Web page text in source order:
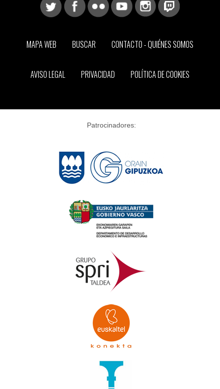
MAPA WEB BUSCAR CONTACTO - QUIÉNES SOMOS
AVISO LEGAL PRIVACIDAD POLÍTICA DE COOKIES
Patrocinadores: